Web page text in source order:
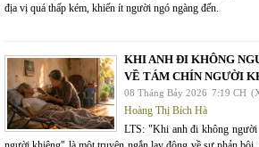
địa vị quá thấp kém, khiến ít người ngó ngàng đến.
KHI ANH ĐI KHÔNG
VỀ TÁM CHÍN NGƯỜI
08 Tháng Bảy 2026 7:19 CH
Hoàng Thị Bích Hà
LTS: "Khi anh đi không